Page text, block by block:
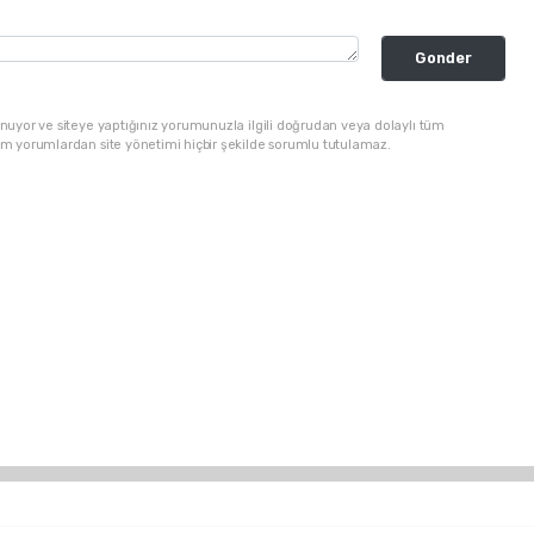
Gonder
ve siteye yaptığınız yorumunuzla ilgili doğrudan veya dolaylı tüm
yorumlardan site yönetimi hiçbir şekilde sorumlu tutulamaz.